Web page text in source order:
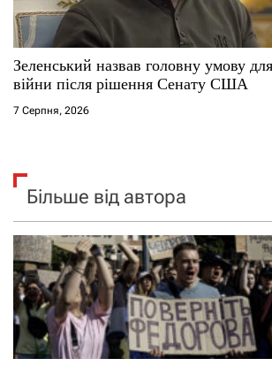
Зеленський назвав головну умову
війни після рішення Сенату США
7 Серпня, 2026
Більше від автора